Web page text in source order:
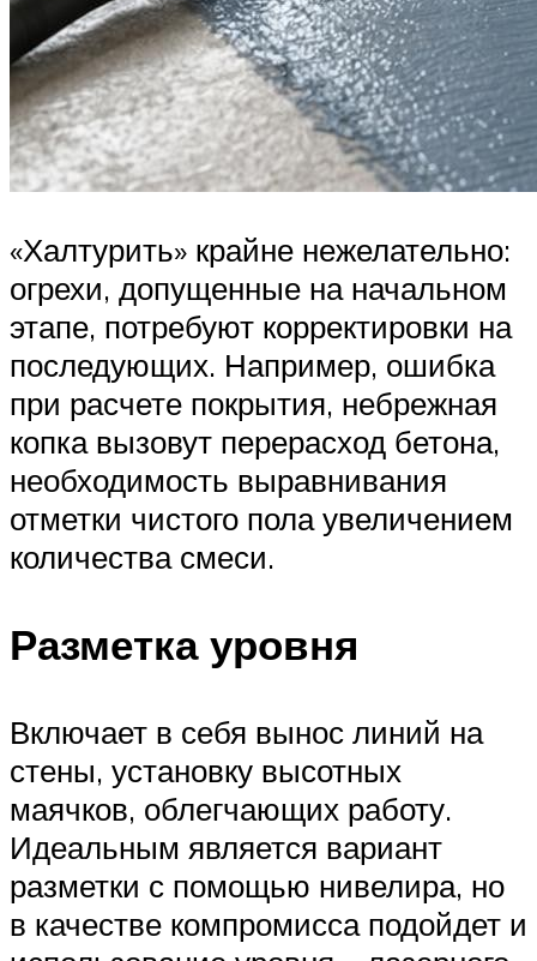
«Халтурить» крайне нежелательно:
огрехи, допущенные на начальном
этапе, потребуют корректировки на
последующих. Например, ошибка
при расчете покрытия, небрежная
копка вызовут перерасход бетона,
необходимость выравнивания
отметки чистого пола увеличением
количества смеси.
Разметка уровня
Включает в себя вынос линий на
стены, установку высотных
маячков, облегчающих работу.
Идеальным является вариант
разметки с помощью нивелира, но
в качестве компромисса подойдет и